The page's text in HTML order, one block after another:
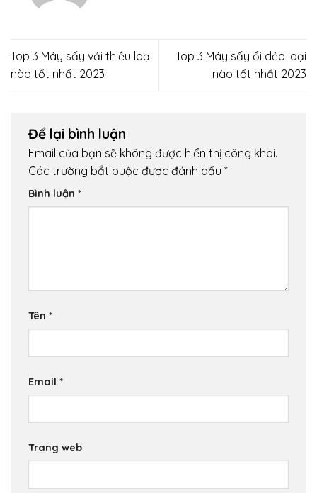
Top 3 Máy sấy vải thiều loại
nào tốt nhất 2023
Top 3 Máy sấy ổi dẻo loại
nào tốt nhất 2023
Để lại bình luận
Email của bạn sẽ không được hiển thị công khai.
Các trường bắt buộc được đánh dấu *
Bình luận *
Tên *
Email *
Trang web